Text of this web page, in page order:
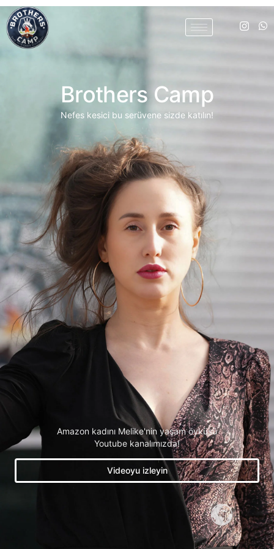
Brothers Camp
Nefes kesici bu serüvene sizde katılın!
Amazon kadını Melike'nin yaşam öyküsü
Youtube kanalımızda!
Videoyu izleyin